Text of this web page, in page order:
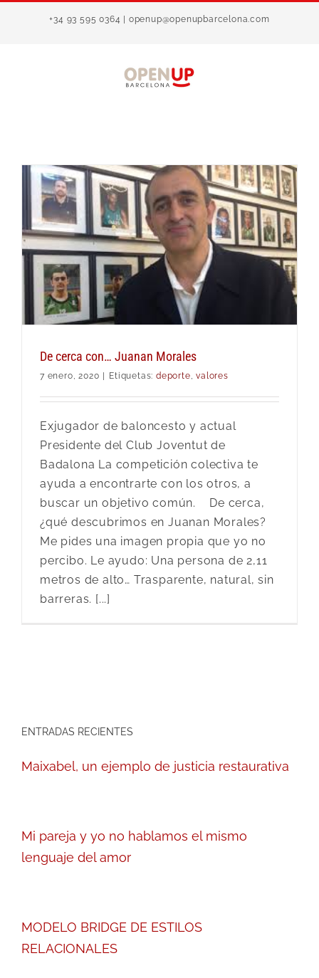
+34 93 595 0364 | openup@openupbarcelona.com
De cerca con… Juanan Morales
7 enero, 2020 Etiquetas:deporte,valores
Exjugador de baloncesto y actual
Presidente del Club Joventut de
Badalona La competición colectiva te
ayuda a encontrarte con los otros, a
buscar un objetivo común. De cerca,
¿qué descubrimos en Juanan Morales?
Me pides una imagen propia que yo no
percibo. Le ayudo: Una persona de 2,11
metros de alto… Trasparente, natural, sin
barreras. [...]
ENTRADAS RECIENTES
Maixabel, un ejemplo de justicia restaurativa
Mi pareja y yo no hablamos el mismo
lenguaje del amor
MODELO BRIDGE DE ESTILOS
RELACIONALES